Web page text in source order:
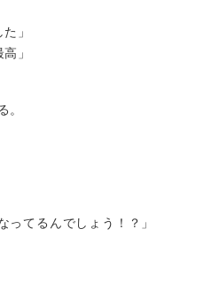
」
」
。
ってるんでしょう！？」